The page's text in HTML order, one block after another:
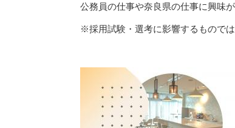
公務員の仕事や奈良県の仕事に興味
※採用試験・選考に影響するものでは